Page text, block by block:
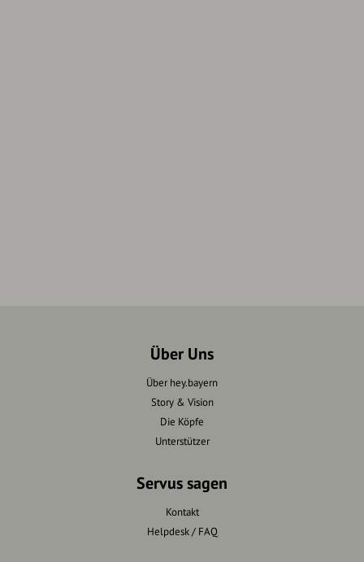
Über Uns
Über hey.bayern
Story & Vision
Die Köpfe
Unterstützer
Servus sagen
Kontakt
Helpdesk / FAQ